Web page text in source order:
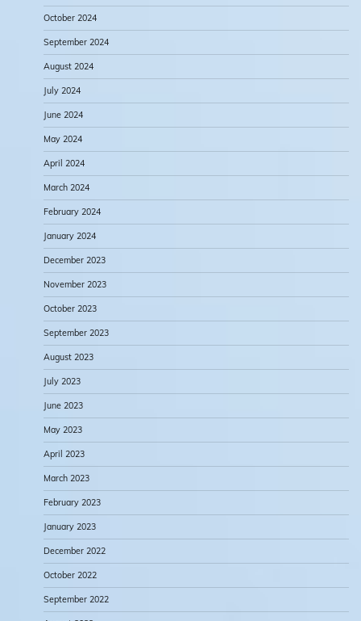
October 2024
September 2024
August 2024
July 2024
June 2024
May 2024
April 2024
March 2024
February 2024
January 2024
December 2023
November 2023
October 2023
September 2023
August 2023
July 2023
June 2023
May 2023
April 2023
March 2023
February 2023
January 2023
December 2022
October 2022
September 2022